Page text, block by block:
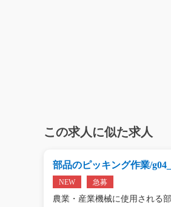
この求人に似た求人
部品のピッキング作業/
NEW 急募
農業・産業機械に使用される